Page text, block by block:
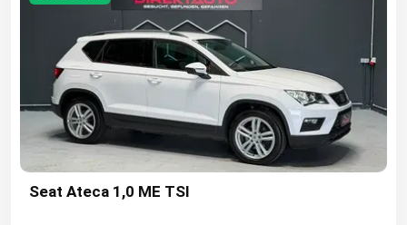
Seat Ateca 1,0 ME TSI